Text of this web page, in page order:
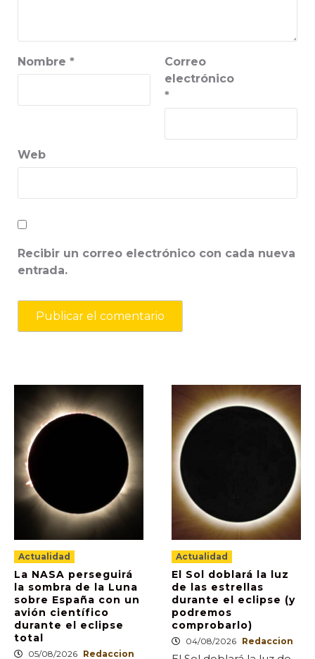
Nombre *
Correo
electrónico
*
Web
Recibir un correo electrónico con cada nueva
entrada.
Actualidad
La NASA perseguirá
la sombra de la Luna
sobre España con un
avión científico
durante el eclipse
total
05/08/2026 Redaccion
Actualidad
El Sol doblará la luz
de las estrellas
durante el eclipse (y
podremos
comprobarlo)
04/08/2026 Redaccion